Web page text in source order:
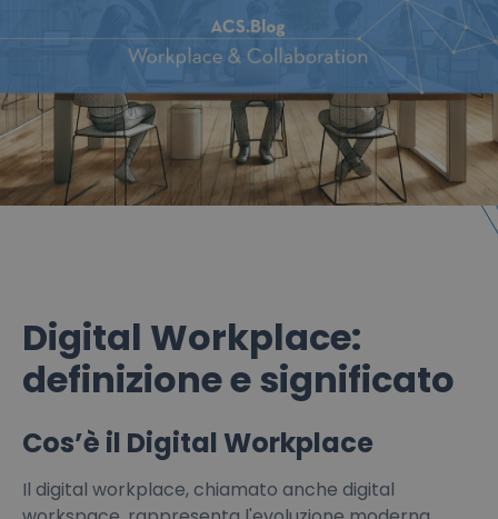
Digital Workplace:
definizione e significato
Cos’è il Digital Workplace
Il digital workplace, chiamato anche digital